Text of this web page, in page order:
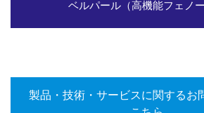
ベルパール（高機能フェノー
製品・技術・サービスに関するお